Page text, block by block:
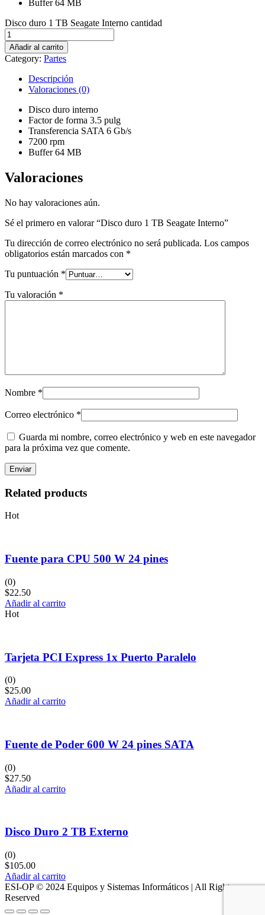
Buffer 64 MB
Disco duro 1 TB Seagate Interno cantidad
Añadir al carrito
Category: Partes
Descripción
Valoraciones (0)
Disco duro interno
Factor de forma 3.5 pulg
Transferencia SATA 6 Gb/s
7200 rpm
Buffer 64 MB
Valoraciones
No hay valoraciones aún.
Sé el primero en valorar “Disco duro 1 TB Seagate Interno”
Tu dirección de correo electrónico no será publicada. Los campos
obligatorios están marcados con *
Tu puntuación *
Tu valoración *
Nombre *
Correo electrónico *
Guarda mi nombre, correo electrónico y web en este navegador
para la próxima vez que comente.
Related products
Hot
Fuente para CPU 500 W 24 pines
(0)
$22.50
Añadir al carrito
Hot
Tarjeta PCI Express 1x Puerto Paralelo
(0)
$25.00
Añadir al carrito
Fuente de Poder 600 W 24 pines SATA
(0)
$27.50
Añadir al carrito
Disco Duro 2 TB Externo
(0)
$105.00
Añadir al carrito
ESI-OP © 2024 Equipos y Sistemas Informáticos | All Rights
Reserved